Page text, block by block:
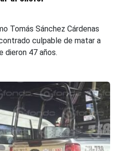
Tomás Sánchez Cárdenas
culpable de matar a
dieron 47 años.